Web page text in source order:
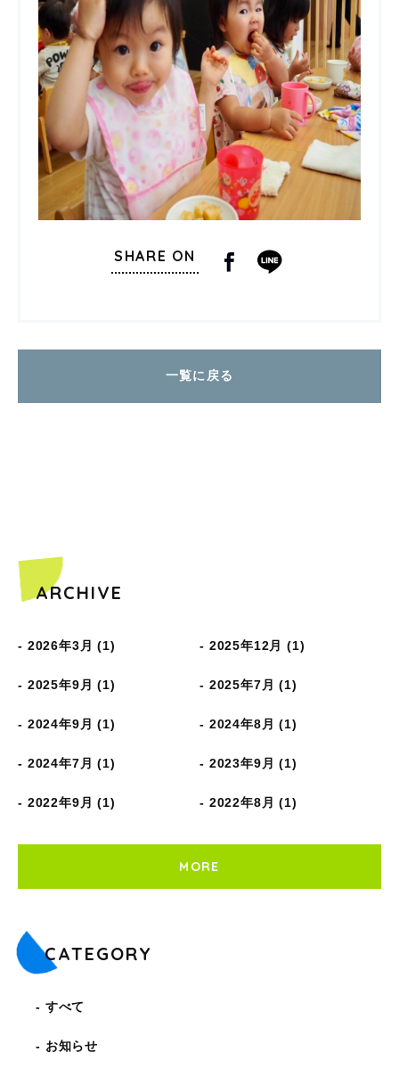
SHARE ON
一覧に戻る
ARCHIVE
2026年3月 (1) 2025年12月 (1)
2025年9月 (1) 2025年7月 (1)
2024年9月 (1) 2024年8月 (1)
2024年7月 (1) 2023年9月 (1)
2022年9月 (1) 2022年8月 (1)
MORE
CATEGORY
すべて
お知らせ